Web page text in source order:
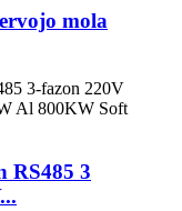
mola
RS485 3